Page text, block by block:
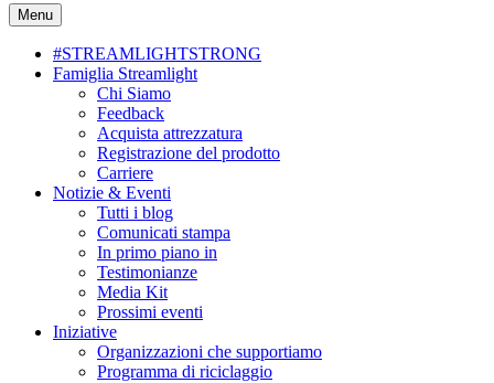
Menu
#STREAMLIGHTSTRONG
Famiglia Streamlight
Chi Siamo
Feedback
Acquista attrezzatura
Registrazione del prodotto
Carriere
Notizie & Eventi
Tutti i blog
Comunicati stampa
In primo piano in
Testimonianze
Media Kit
Prossimi eventi
Iniziative
Organizzazioni che supportiamo
Programma di riciclaggio